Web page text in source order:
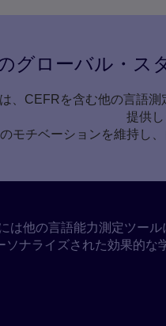
グローバル・ス
、CEFRを含む他の言語
提供し
モチベーションを維持し
は他の言語能力測定ツール
ソナライズされた効果的な